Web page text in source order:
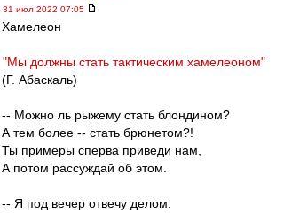
31 июл 2022 07:05
Хамелеон
"Мы должны стать тактическим хамелеоном"
(Г. Абаскаль)
-- Можно ль рыжему стать блондином?
А тем более -- стать брюнетом?!
Ты примеры сперва приведи нам,
А потом рассуждай об этом.
-- Я под вечер отвечу делом.